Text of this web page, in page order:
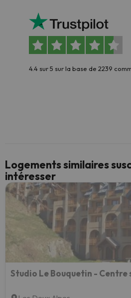
4.4 sur 5 sur la base de 2239
Logements similaires
intéresser